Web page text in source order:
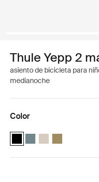
Thule Yepp 2
asiento de bicicleta para
medianoche
Color
Thule Yepp 2 maxi Negro
Thule Yepp 2 maxi Azul
Thule Yepp 2 maxi
Thule Yepp 2